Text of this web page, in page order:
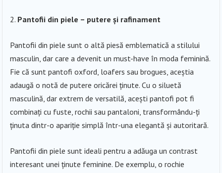
Pantofii din piele – putere și rafinament
Pantofii din piele sunt o altă piesă emblematică a stilului
masculin, dar care a devenit un must-have în moda feminină.
Fie că sunt pantofi oxford, loafers sau brogues, aceștia
adaugă o notă de putere oricărei ținute. Cu o siluetă
masculină, dar extrem de versatilă, acești pantofi pot fi
combinați cu fuste, rochii sau pantaloni, transformându-ți
ținuta dintr-o apariție simplă într-una elegantă și autoritară.
Pantofii din piele sunt ideali pentru a adăuga un contrast
interesant unei ținute feminine. De exemplu, o rochie